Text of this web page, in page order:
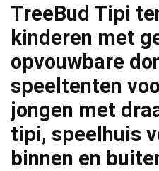
TreeBud Tipi
kinderen met
opvouwbare
speeltenten
jongen met
tipi, speelhuis
binnen en